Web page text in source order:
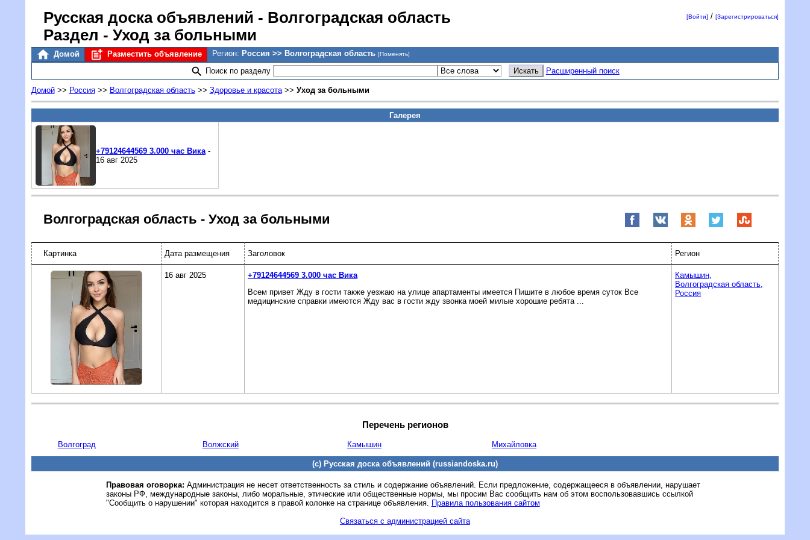
Русская доска объявлений - Волгоградская область
Раздел - Уход за больными
[Войти] /[Зарегистрироваться]
Домой Разместить объявление Регион: Россия >> Волгоградская область [Поменять]
Поиск по разделу Расширенный поиск
Домой>> Россия>> Волгоградская область>> Здоровье и красота>> Уход за больными
Галерея
+79124644569 3.000 час Вика-
16 авг 2025
Волгоградская область - Уход за больными
Картинка Дата размещения Заголовок Регион
16 авг 2025
+79124644569 3.000 час Вика
Всем привет Жду в гости также уезжаю на улице апартаменты имеется Пишите в любое время суток Все
медицинские справки имеются Жду вас в гости жду звонка моей милые хорошие ребята ...
Камышин,
Волгоградская область,
Россия
Перечень регионов
Волгоград Волжский Камышин Михайловка
(c) Русская доска объявлений (russiandoska.ru)
Правовая оговорка: Администрация не несет ответственность за стиль и содержание объявлений. Если предложение, содержащееся в объявлении, нарушает
законы РФ, международные законы, либо моральные, этические или общественные нормы, мы просим Вас сообщить нам об этом воспользовавшись ссылкой
"Сообщить о нарушении" которая находится в правой колонке на странице объявления. Правила пользования сайтом
Связаться с администрацией сайта